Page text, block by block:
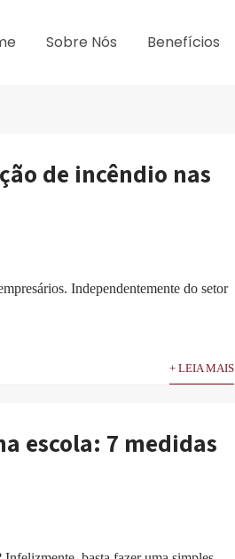
Sobre Nós Benefícios
de incêndio nas
Independentemente do setor
+ LEIA MAIS
escola: 7 medidas